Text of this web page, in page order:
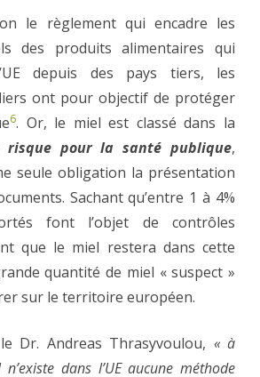
le règlement qui encadre les
des produits alimentaires qui
depuis des pays tiers, les
ont pour objectif de protéger
6. Or, le miel est classé dans la
risque pour la santé publique,
seule obligation la présentation
Sachant qu’entre 1 à 4%
font l’objet de contrôles
que le miel restera dans cette
quantité de miel « suspect »
sur le territoire européen.
Dr. Andreas Thrasyvoulou, « à
dans l’UE aucune méthode